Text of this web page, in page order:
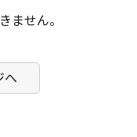
ません。
へ